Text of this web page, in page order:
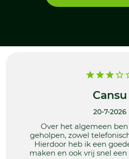
Cansu
20-7-2026
Over het algemeen
geholpen, zowel
Hierdoor heb ik een
maken en ook vrij snel